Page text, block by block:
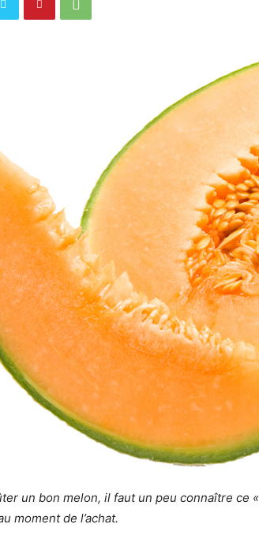
un bon melon, il faut un peu connaître ce
moment de l’achat.